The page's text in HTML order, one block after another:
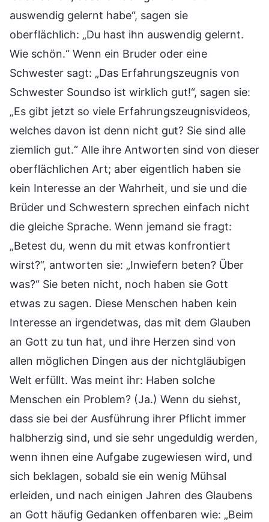
auswendig gelernt habe“, sagen sie
oberflächlich: „Du hast ihn auswendig gelernt.
Wie schön.“ Wenn ein Bruder oder eine
Schwester sagt: „Das Erfahrungszeugnis von
Schwester Soundso ist wirklich gut!“, sagen sie:
„Es gibt jetzt so viele Erfahrungszeugnisvideos,
welches davon ist denn nicht gut? Sie sind alle
ziemlich gut.“ Alle ihre Antworten sind von dieser
oberflächlichen Art; aber eigentlich haben sie
kein Interesse an der Wahrheit, und sie und die
Brüder und Schwestern sprechen einfach nicht
die gleiche Sprache. Wenn jemand sie fragt:
„Betest du, wenn du mit etwas konfrontiert
wirst?“, antworten sie: „Inwiefern beten? Über
was?“ Sie beten nicht, noch haben sie Gott
etwas zu sagen. Diese Menschen haben kein
Interesse an irgendetwas, das mit dem Glauben
an Gott zu tun hat, und ihre Herzen sind von
allen möglichen Dingen aus der nichtgläubigen
Welt erfüllt. Was meint ihr: Haben solche
Menschen ein Problem? (Ja.) Wenn du siehst,
dass sie bei der Ausführung ihrer Pflicht immer
halbherzig sind, und sie sehr ungeduldig werden,
wenn ihnen eine Aufgabe zugewiesen wird, und
sich beklagen, sobald sie ein wenig Mühsal
erleiden, und nach einigen Jahren des Glaubens
an Gott häufig Gedanken offenbaren wie: „Beim